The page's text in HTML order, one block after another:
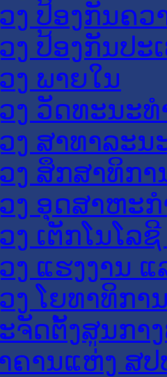
ງ ປ້ອງກັນຄວ
ງ ປ້ອງກັນປະ
ງ ພາຍໃນ
ງ ວັດທະນະ
ງ ສາທາລະນ
ງ ສຶກສາທິກາ
ງ ອຸດສາຫະ
ງ ເຕັກໂນໂລ
ງ ແຮງງານ
ງ ໂຍທາທິກາ
ຈັດຕັ້ງສູນກາ
ຄານແຫ່ງ ສປ